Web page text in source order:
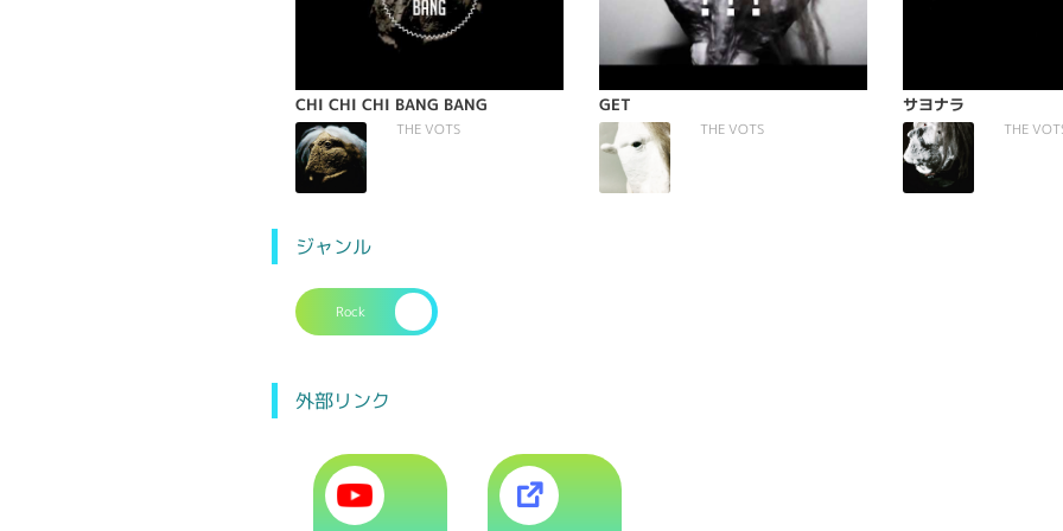
CHI CHI CHI BANG BANG
THE VOTS
GET
THE VOTS
サヨナラ
THE
ジャンル
Rock
外部リンク